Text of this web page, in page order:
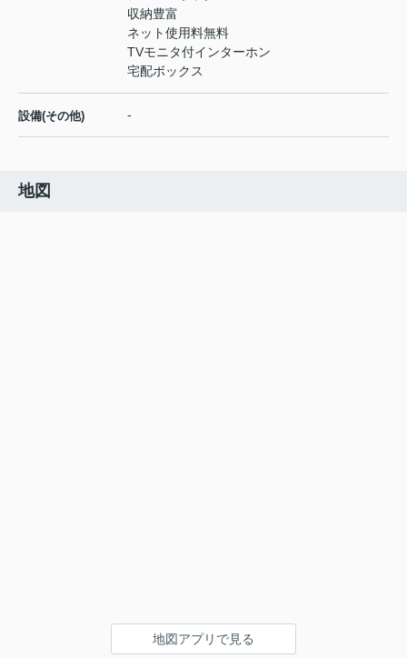
収納豊富
ネット使用料無料
TVモニタ付インターホン
宅配ボックス
設備(その他) -
地図
地図アプリで見る